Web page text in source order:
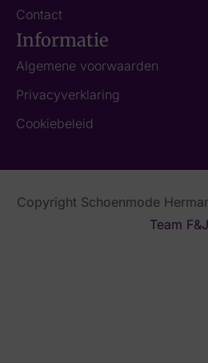
Contact
Informatie
Algemene voorwaarden
Privacyverklaring
Cookiebeleid
Copyright Schoenmode
Team F&J